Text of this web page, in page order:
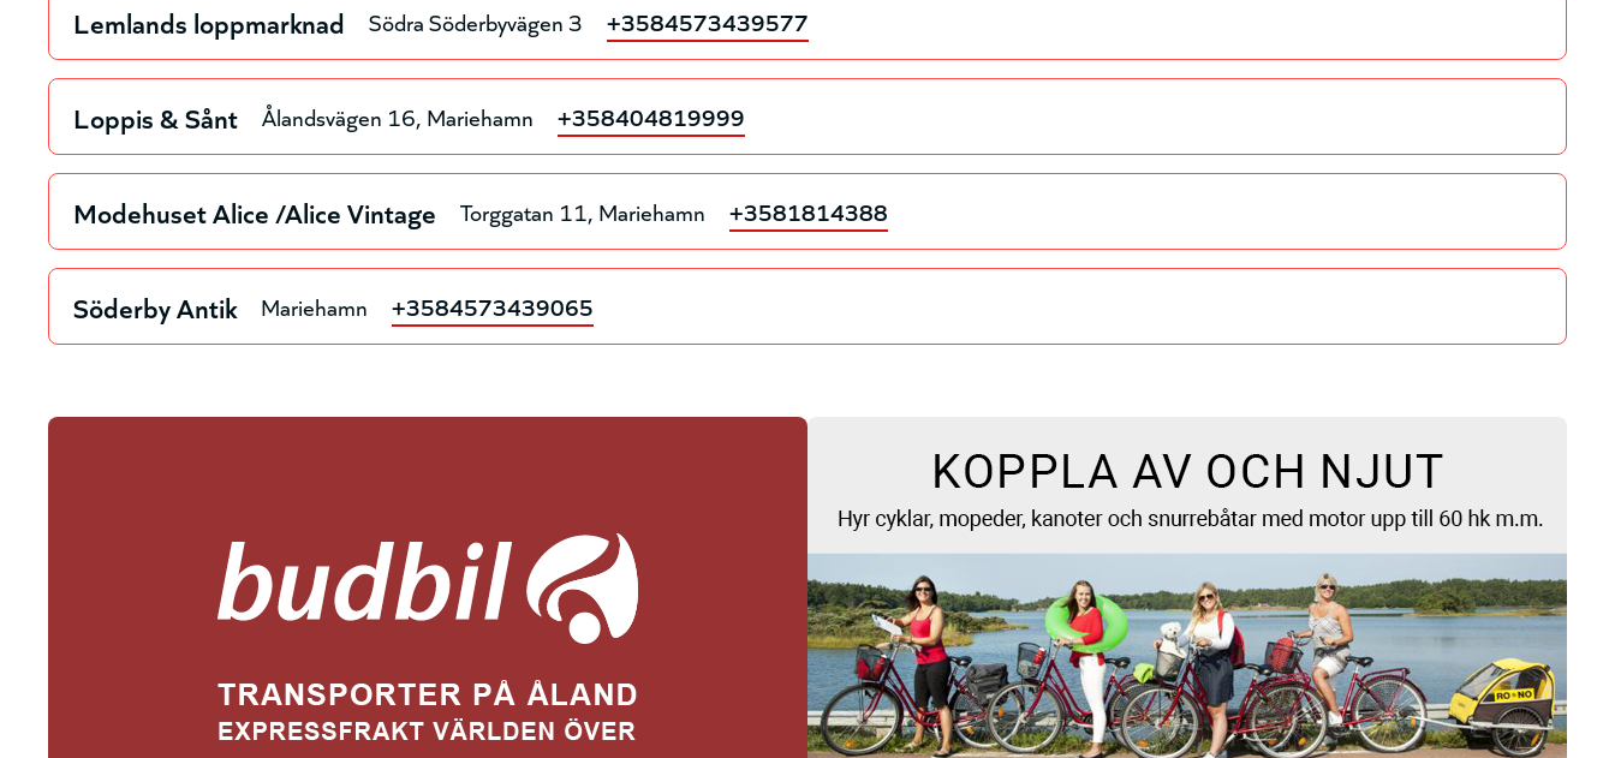
Lemlands loppmarknad Södra Söderbyvägen 3 +3584573439577
Loppis & Sånt Ålandsvägen 16 Mariehamn +358404819999
Modehuset Alice /Alice Vintage Torggatan 11 Mariehamn +3581814388
Söderby Antik Mariehamn +3584573439065